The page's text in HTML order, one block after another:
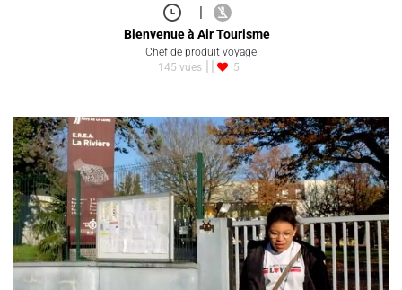
|
Bienvenue à Air Tourisme
Chef de produit voyage
145 vues
5